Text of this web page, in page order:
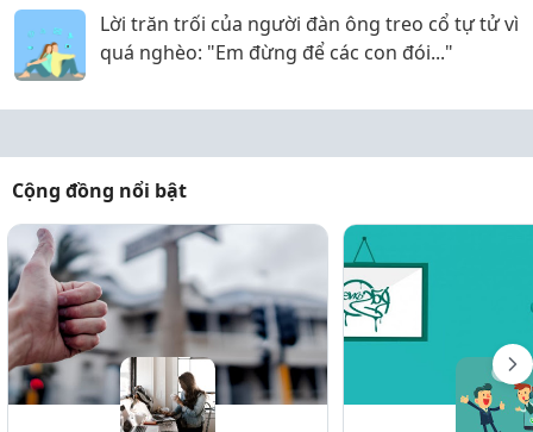
Lời trăn trối của người đàn ông treo cổ tự tử vì
quá nghèo: "Em đừng để các con đói..."
Cộng đồng nổi bật